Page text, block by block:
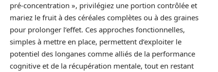
pré-concentration », privilégiez une portion contrôlée et
mariez le fruit à des céréales complètes ou à des graines
pour prolonger l’effet. Ces approches fonctionnelles,
simples à mettre en place, permettent d’exploiter le
potentiel des longanes comme alliés de la performance
cognitive et de la récupération mentale, tout en restant